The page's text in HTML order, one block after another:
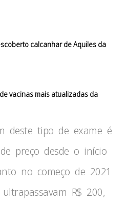
calcanhar de Aquiles da
vacinas mais atualizadas da
deste tipo de exame é
preço desde o início
no começo de 2021
R$ 200,